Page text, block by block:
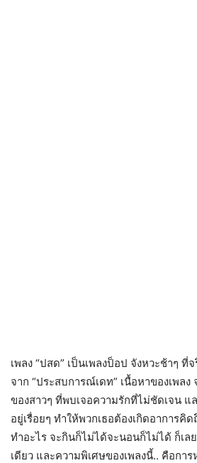
เพลง “ปสด” เป็นเพลงป็อป จังหวะช้าๆ ที่
จาก “ประสบการณ์เดท” เนื้อหาของเพลง
ของสาวๆ ที่พบเจอความรักที่ไม่ชัดเจน แ
อยู่เรื่อยๆ ทำให้พวกเธอต้องเกิดอาการคิ
ทำอะไร จะกินก็ไม่ได้จะนอนก็ไม่ได้ ก็เล
เดียว และความพิเศษของเพลงนี้.. คือกา